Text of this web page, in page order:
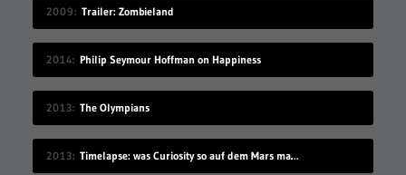
2009 Trailer: Zombieland
2014 Philip Seymour Hoffman on Happiness
2013 The Olympians
2013 Timelapse: was Curiosity so auf dem Mars macht